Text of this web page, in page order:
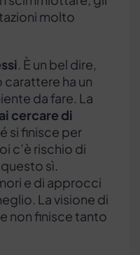
molto
. È un bel dire,
carattere ha un
da fare. La
cercare di
si finisce per
c’è rischio di
sì.
e di approcci
La visione di
non finisce tanto